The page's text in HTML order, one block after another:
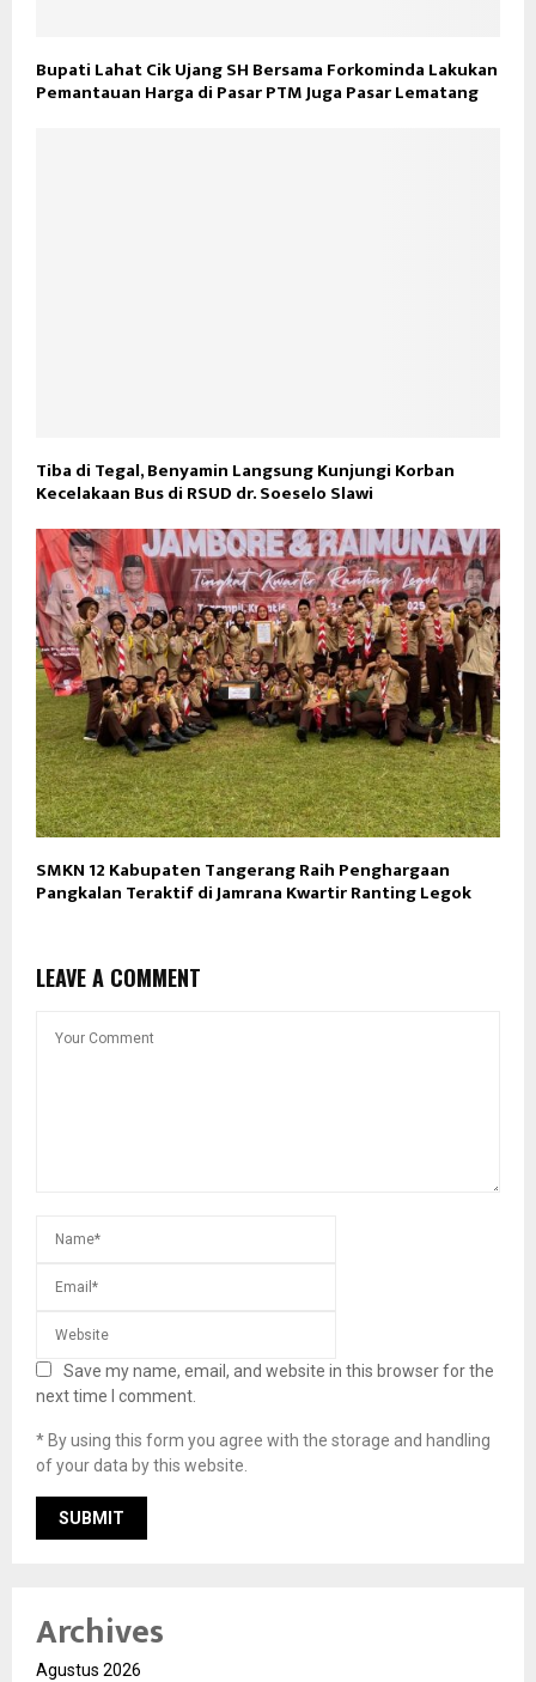
Bupati Lahat Cik Ujang SH Bersama Forkominda Lakukan
Pemantauan Harga di Pasar PTM Juga Pasar Lematang
Tiba di Tegal, Benyamin Langsung Kunjungi Korban
Kecelakaan Bus di RSUD dr. Soeselo Slawi
SMKN 12 Kabupaten Tangerang Raih Penghargaan
Pangkalan Teraktif di Jamrana Kwartir Ranting Legok
LEAVE A COMMENT
Save my name, email, and website in this browser for the
next time I comment.
* By using this form you agree with the storage and handling
of your data by this website.
Archives
Agustus 2026